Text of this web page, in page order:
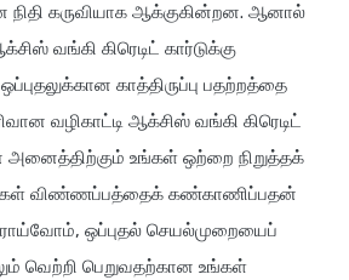
நிதி கருவியாக ஆக்குகின்றன. ஆனால்
வங்கி கிரெடிட் கார்டுக்கு
காத்திருப்பு பதற்றத்தை
வழிகாட்டி ஆக்சிஸ் வங்கி கிரெடிட்
அனைத்திற்கும் உங்கள் ஒற்றை நிறுத்தக்
விண்ணப்பத்தைக் கண்காணிப்பதன்
ஒப்புதல் செயல்முறையைப்
வெற்றி பெறுவதற்கான உங்கள்